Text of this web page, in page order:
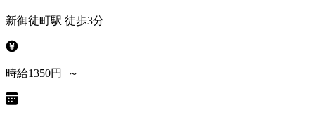
新御徒町駅 徒歩3分
時給1350円 ～